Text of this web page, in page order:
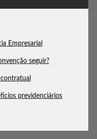
Empresarial
seguir?
previdenciários